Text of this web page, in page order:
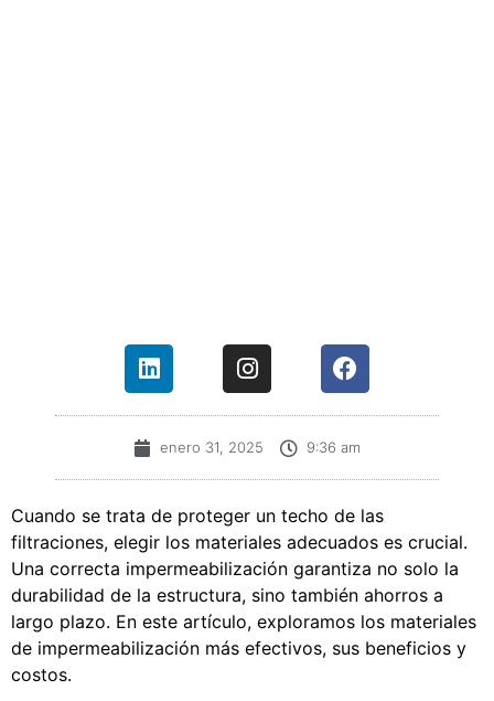
enero 31, 2025 9:36 am
Cuando se trata de proteger un techo de las
filtraciones, elegir los materiales adecuados es crucial.
Una correcta impermeabilización garantiza no solo la
durabilidad de la estructura, sino también ahorros a
largo plazo. En este artículo, exploramos los materiales
de impermeabilización más efectivos, sus beneficios y
costos.